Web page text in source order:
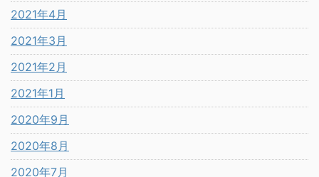
2021年4月
2021年3月
2021年2月
2021年1月
2020年9月
2020年8月
2020年7月